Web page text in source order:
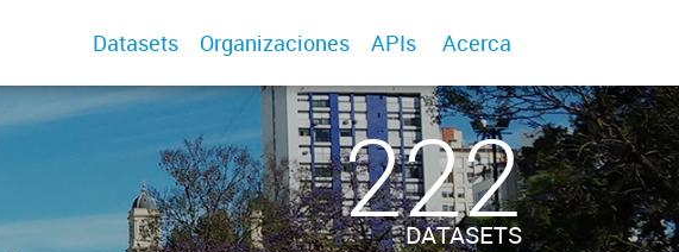
Datasets Organizaciones APIs Acerca
222
DATASETS